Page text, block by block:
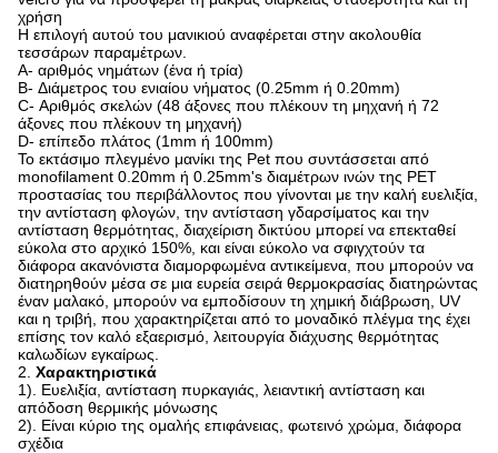
χρήση
Η επιλογή αυτού του μανικιού αναφέρεται στην ακολουθία
τεσσάρων παραμέτρων.
A- αριθμός νημάτων (ένα ή τρία)
B- Διάμετρος του ενιαίου νήματος (0.25mm ή 0.20mm)
C- Αριθμός σκελών (48 άξονες που πλέκουν τη μηχανή ή 72
άξονες που πλέκουν τη μηχανή)
D- επίπεδο πλάτος (1mm ή 100mm)
Το εκτάσιμο πλεγμένο μανίκι της Pet που συντάσσεται από
monofilament 0.20mm ή 0.25mm's διαμέτρων ινών της PET
προστασίας του περιβάλλοντος που γίνονται με την καλή ευελιξία,
την αντίσταση φλογών, την αντίσταση γδαρσίματος και την
αντίσταση θερμότητας, διαχείριση δικτύου μπορεί να επεκταθεί
εύκολα στο αρχικό 150%, και είναι εύκολο να σφιγχτούν τα
διάφορα ακανόνιστα διαμορφωμένα αντικείμενα, που μπορούν να
διατηρηθούν μέσα σε μια ευρεία σειρά θερμοκρασίας διατηρώντας
έναν μαλακό, μπορούν να εμποδίσουν τη χημική διάβρωση, UV
και η τριβή, που χαρακτηρίζεται από το μοναδικό πλέγμα της έχει
επίσης τον καλό εξαερισμό, λειτουργία διάχυσης θερμότητας
καλωδίων εγκαίρως.
2. Χαρακτηριστικά
1). Ευελιξία, αντίσταση πυρκαγιάς, λειαντική αντίσταση και
απόδοση θερμικής μόνωσης
2). Είναι κύριο της ομαλής επιφάνειας, φωτεινό χρώμα, διάφορα
σχέδια